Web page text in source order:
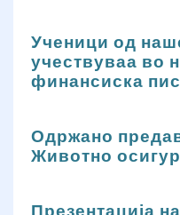
Ученици од
учествуваа во
финансиска
Одржано
Животно